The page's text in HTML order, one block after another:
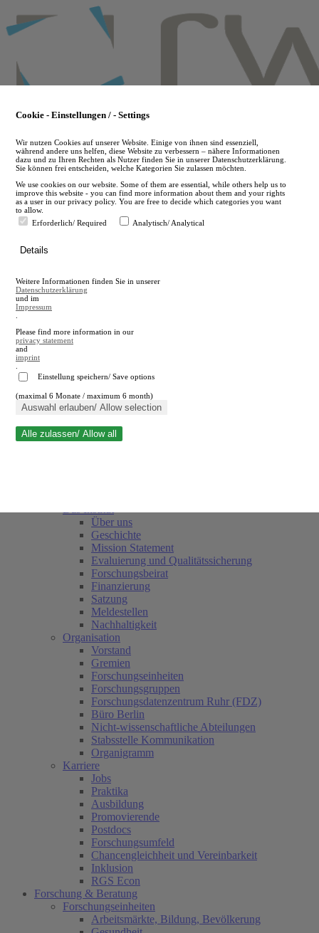
to
main
en
A
A
Suche schließen
Über uns
Geschichte
Mission Statement
Evaluierung und Qualitätssicherung
Forschungsbeirat
Finanzierung
Satzung
Meldestellen
Nachhaltigkeit
Organisation
Vorstand
Gremien
Forschungseinheiten
Forschungsgruppen
Forschungsdatenzentrum Ruhr (FDZ)
Büro Berlin
Nicht-wissenschaftliche Abteilungen
Stabsstelle Kommunikation
Organigramm
Karriere
Jobs
Praktika
Ausbildung
Promovierende
Postdocs
Forschungsumfeld
Chancengleichheit und Vereinbarkeit
Inklusion
RGS Econ
Forschung & Beratung
Forschungseinheiten
Arbeitsmärkte, Bildung, Bevölkerung
Cookie - Einstellungen / - Settings
Wir nutzen Cookies auf unserer Website. Einige von ihnen sind essenziell,
während andere uns helfen, diese Website zu verbessern – nähere Informationen
dazu und zu Ihren Rechten als Nutzer finden Sie in unserer Datenschutzerklärung.
Sie können frei entscheiden, welche Kategorien Sie zulassen möchten.
We use cookies on our website. Some of them are essential, while others help us to
improve this website - you can find more information about them and your rights
as a user in our privacy policy. You are free to decide which categories you want
to allow.
Erforderlich/ Required
Analytisch/ Analytical
Details
Weitere Informationen finden Sie in unserer
Datenschutzerklärung
und im
Impressum
Please find more information in our
privacy statement
and
imprint
Einstellung speichern/ Save options
(maximal 6 Monate / maximum 6 month)
Auswahl erlauben/ Allow selection
Alle zulassen/ Allow all